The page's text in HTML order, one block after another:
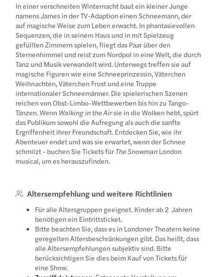
In einer verschneiten Winternacht baut ein kleiner Junge
namens James in der TV-Adaption einen Schneemann, der
auf magische Weise zum Leben erwacht. In phantasievollen
Sequenzen, die in seinem Haus und in mit Spielzeug
gefüllten Zimmern spielen, fliegt das Paar über den
Sternenhimmel und reist zum Nordpol in eine Welt, die durch
Tanz und Musik verwandelt wird. Unterwegs treffen sie auf
magische Figuren wie eine Schneeprinzessin, Väterchen
Weihnachten, Väterchen Frost und eine Truppe
internationaler Schneemänner. Die spielerischen Szenen
reichen von Obst-Limbo-Wettbewerben bis hin zu Tango-
Tänzen. Wenn Walking in the Airsie in die Wolken hebt, spürt
das Publikum sowohl die Aufregung als auch die sanfte
Ergriffenheit ihrer Freundschaft. Entdecken Sie, wie ihr
Abenteuer endet und was sie erwartet, wenn der Schnee
schmilzt - buchen Sie Tickets für The Snowman London
musical, um es herauszufinden.
Altersempfehlung und weitere Richtlinien
Für alle Altersgruppen geeignet. Kinder ab 2 Jahren
benötigen ein Eintrittsticket.
Bitte beachten Sie, dass es in Londoner Theatern keine
geregelten Altersbeschränkungen gibt. Das heißt, dass
alle Altersempfehlungen subjektiv sind. Bitte
berücksichtigen Sie dies beim Kauf von Tickets für
eine Show.